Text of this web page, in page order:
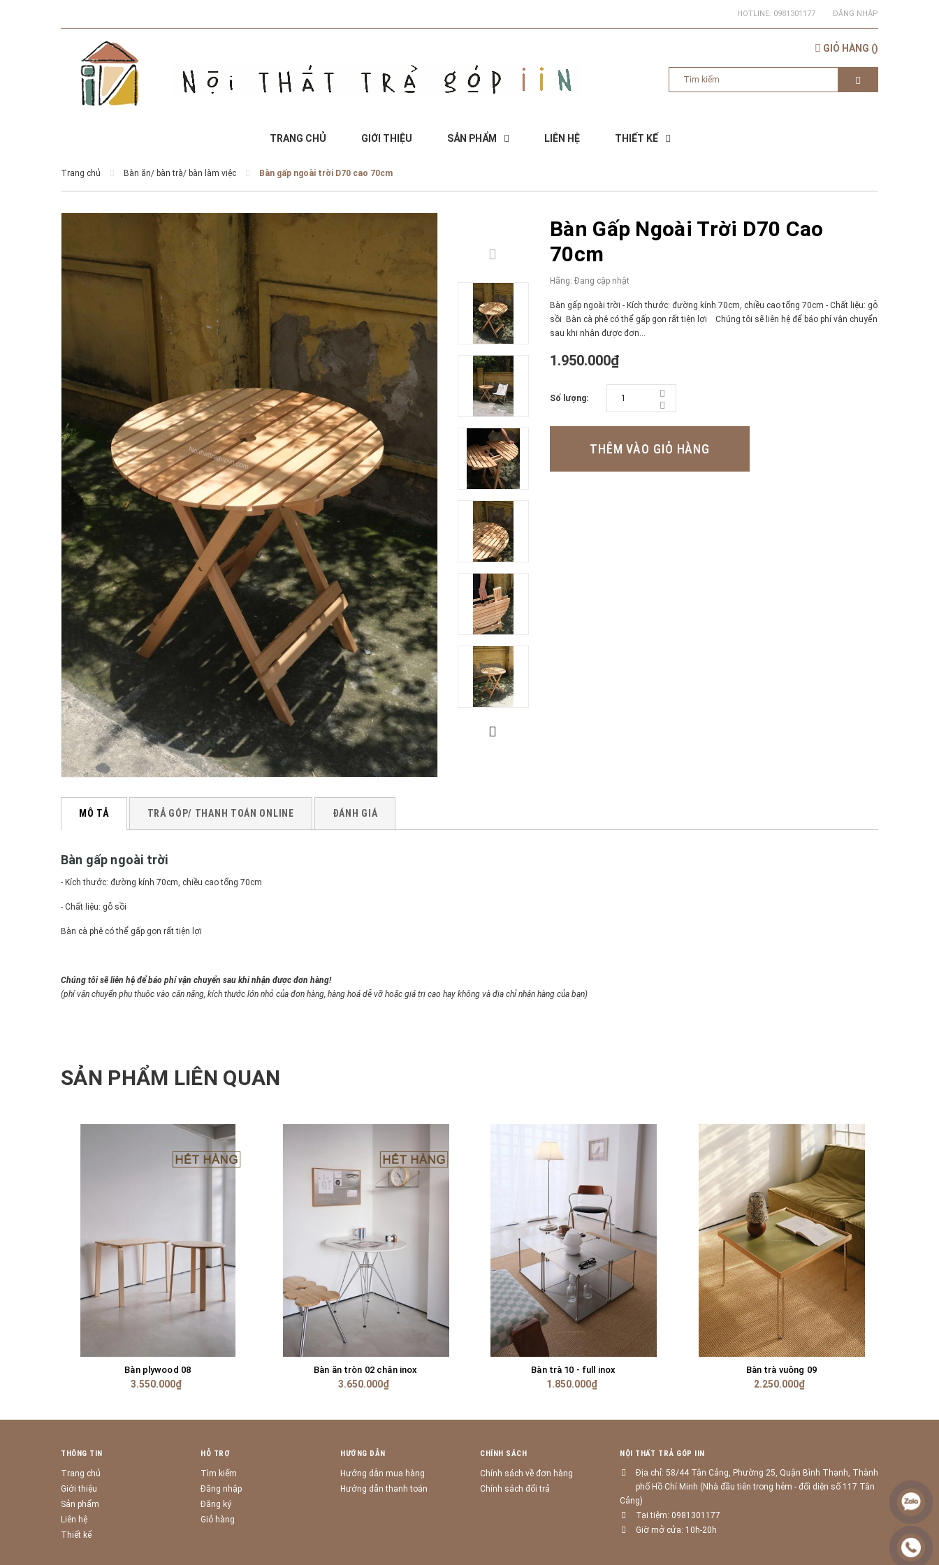
HOTLINE: 0981301177 ĐĂNG NHẬP
GIỎ HÀNG ()
TRANG CHỦ GIỚI THIỆU SẢN PHẨM LIÊN HỆ THIẾT KẾ
Trang chủ Bàn ăn/ bàn trà/ bàn làm việc Bàn gấp ngoài trời D70 cao 70cm
Bàn Gấp Ngoài Trời D70 Cao
70cm
Hãng: Đang cập nhật
Bàn gấp ngoài trời - Kích thước: đường kính 70cm, chiều cao tổng 70cm - Chất liệu: gỗ
sồi Bàn cà phê có thể gấp gọn rất tiện lợi Chúng tôi sẽ liên hệ để báo phí vận chuyển
sau khi nhận được đơn...
1.950.000₫
Số lượng:
THÊM VÀO GIỎ HÀNG
MÔ TẢ TRẢ GÓP/ THANH TOÁN ONLINE ĐÁNH GIÁ
Bàn gấp ngoài trời
- Kích thước: đường kính 70cm, chiều cao tổng 70cm
- Chất liệu: gỗ sồi
Bàn cà phê có thể gấp gọn rất tiện lợi
Chúng tôi sẽ liên hệ để báo phí vận chuyển sau khi nhận được đơn hàng!
(phí vận chuyển phụ thuộc vào cân nặng, kích thước lớn nhỏ của đơn hàng, hàng hoá dễ vỡ hoặc giá trị cao hay không và địa chỉ nhận hàng của bạn)
SẢN PHẨM LIÊN QUAN
TÙY CHỌN
Bàn plywood 08
3.550.000₫
HẾT HÀNG
Bàn ăn tròn 02 chân inox
3.650.000₫
GIỎ HÀNG
Bàn trà 10 - full inox
1.850.000₫
TÙY CHỌN
Bàn trà vuông 09
2.250.000₫
THÔNG TIN
Trang chủ
Giới thiệu
Sản phẩm
Liên hệ
Thiết kế
HỖ TRỢ
Tìm kiếm
Đăng nhập
Đăng ký
Giỏ hàng
HƯỚNG DẪN
Hướng dẫn mua hàng
Hướng dẫn thanh toán
CHÍNH SÁCH
Chính sách về đơn hàng
Chính sách đổi trả
NỘI THẤT TRẢ GÓP IIN
Địa chỉ: 58/44 Tân Cảng, Phường 25, Quận Bình Thạnh, Thành
phố Hồ Chí Minh (Nhà đầu tiên trong hẻm - đối diện số 117 Tân
Cảng)
Tại tiệm: 0981301177
Giờ mở cửa: 10h-20h